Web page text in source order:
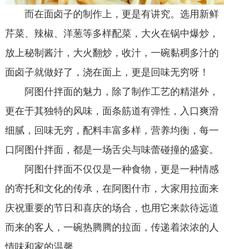
而来的客人，一碗热腾腾的拉面，传递着浓浓的人
阿图什拌面体现了新疆地区独特的饮食文化和
热爱，在品尝阿图什拉面的过程中，不仅能够感受
到美食的魅力，更能够深入了解这座城市的文化和
历史。
一碗面的传奇，一座城的魅力。在这里，我们